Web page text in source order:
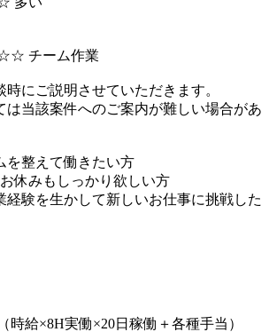
チーム作業
にご説明させていただきます。
は当該案件へのご案内が難しい場合があ
整えて働きたい方
休みもしっかり欲しい方
験を生かして新しいお仕事に挑戦した
時給×8H実働×20日稼働＋各種手当）